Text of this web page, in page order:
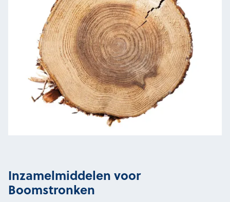
Inzamelmiddelen voor
Boomstronken